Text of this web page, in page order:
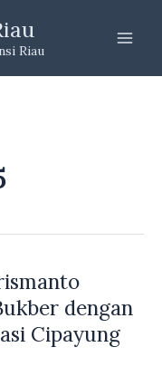
Riau
dengan
Cipayung